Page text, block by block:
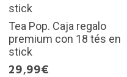
Tea Pop. Caja regalo
premium con 18 tés en
stick
29,99€